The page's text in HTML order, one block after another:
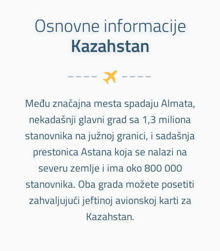
Osnovne informacije
Kazahstan
Među značajna mesta spadaju Almata,
nekadašnji glavni grad sa 1,3 miliona
stanovnika na južnoj granici, i sadašnja
prestonica Astana koja se nalazi na
severu zemlje i ima oko 800 000
stanovnika. Oba grada možete posetiti
zahvaljujući jeftinoj avionskoj karti za
Kazahstan.